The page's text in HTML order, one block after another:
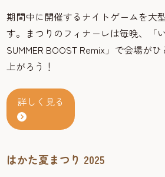
期間中に開催するナイトゲームを大
す。まつりのフィナーレは毎晩、「
SUMMER BOOST Remix」で会場が
上がろう！
詳しく見る
はかた夏まつり 2025